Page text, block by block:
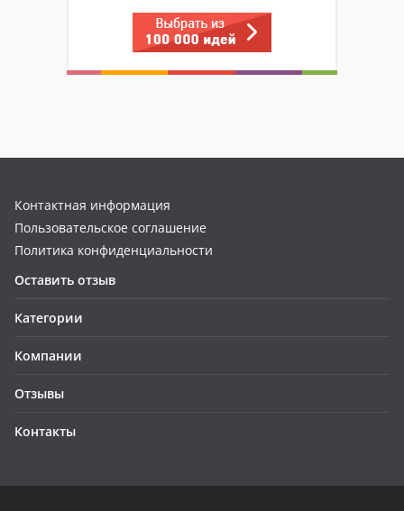
Контактная информация
Пользовательское соглашение
Политика конфиденциальности
Оставить отзыв
Категории
Компании
Отзывы
Контакты